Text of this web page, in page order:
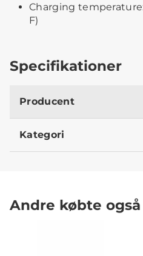
Charging temperature:
F)
Specifikationer
Producent
Kategori
Andre købte også